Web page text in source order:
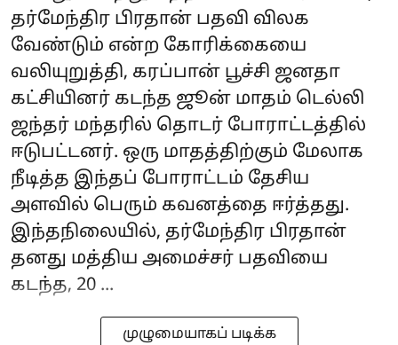
தர்மேந்திர பிரதான் பதவி விலக
வேண்டும் என்ற கோரிக்கையை
வலியுறுத்தி, கரப்பான் பூச்சி ஜனதா
கட்சியினர் கடந்த ஜூன் மாதம் டெல்லி
ஜந்தர் மந்தரில் தொடர் போராட்டத்தில்
ஈடுபட்டனர். ஒரு மாதத்திற்கும் மேலாக
நீடித்த இந்தப் போராட்டம் தேசிய
அளவில் பெரும் கவனத்தை ஈர்த்தது.
இந்தநிலையில், தர்மேந்திர பிரதான்
தனது மத்திய அமைச்சர் பதவியை
கடந்த, 20 ...
முழுமையாகப் படிக்க